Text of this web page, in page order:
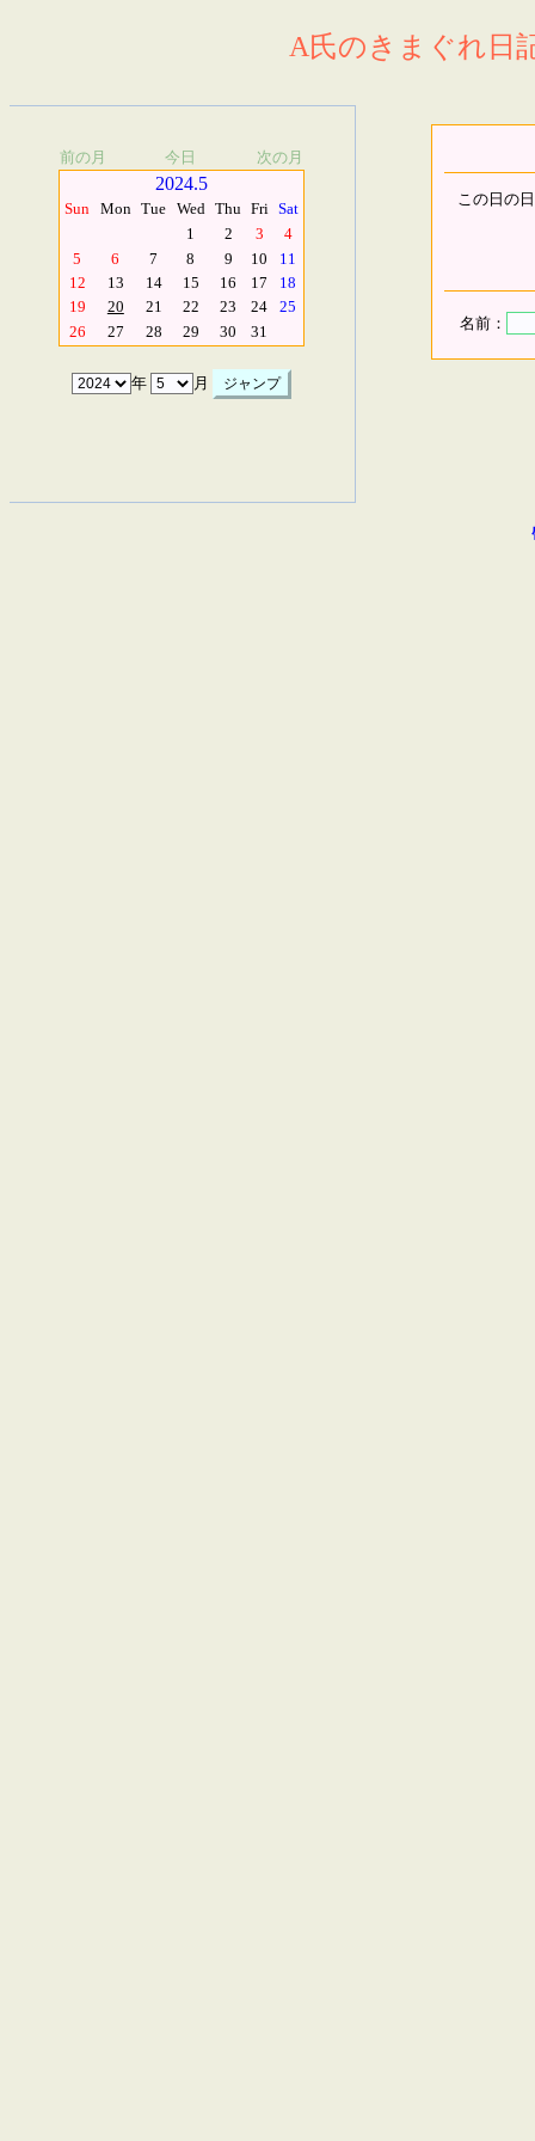
A氏のきまぐれ日
前の月 今日 次の月
2024.5
Sun Mon Tue Wed Thu Fri Sat
1
2 3
4
5
6 7 8 9 10
11
12
13 14 15 16 17
18
19
20 21 22 23 24
25
26
27 28 29 30 31
年 月
この日の
名前：